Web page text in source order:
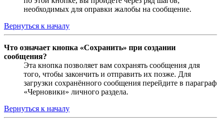
необходимых для оправки жалобы на сообщение.
Вернуться к началу
Что означает кнопка «Сохранить» при создании
сообщения?
Эта кнопка позволяет вам сохранять сообщения для
того, чтобы закончить и отправить их позже. Для
загрузки сохранённого сообщения перейдите в параграф
«Черновики» личного раздела.
Вернуться к началу